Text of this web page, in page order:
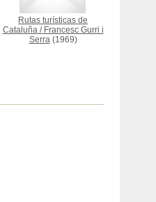
Rutas turísticas de
Cataluña/ Francesc Gurri i
Serra(1969)